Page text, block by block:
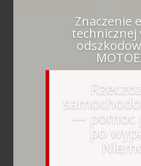
Znaczenie
technicznej
— pomoc
po